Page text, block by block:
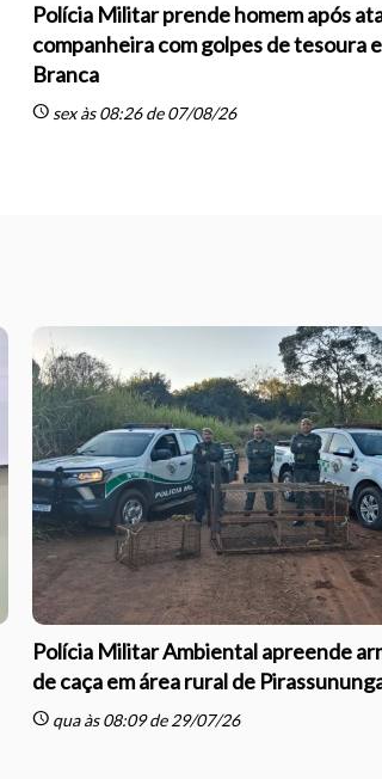
Polícia Militar prende homem após
companheira com golpes de tesoura
Branca
schedule sex às 08:26 de 07/08/26
Polícia Militar Ambiental apreende
de caça em área rural de
schedule qua às 08:09 de 29/07/26